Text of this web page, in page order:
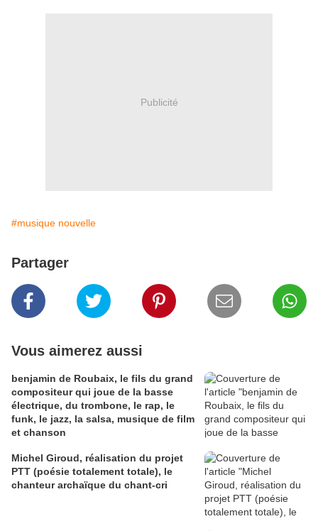
Publicité
#musique nouvelle
Partager
Vous aimerez aussi
benjamin de Roubaix, le fils du grand
compositeur qui joue de la basse
électrique, du trombone, le rap, le
funk, le jazz, la salsa, musique de film
et chanson
Michel Giroud, réalisation du projet
PTT (poésie totalement totale), le
chanteur archaïque du chant-cri